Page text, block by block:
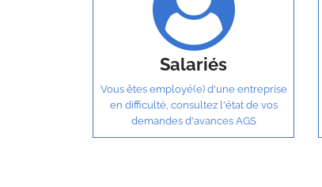
Salariés
Vous êtes employé(e) d'une entreprise
en difficulté, consultez l'état de vos
demandes d'avances AGS